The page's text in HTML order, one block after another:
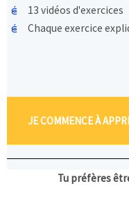
13 vidéos d'exercices
Chaque exercice
JE COMMENCE À
Tu préfères